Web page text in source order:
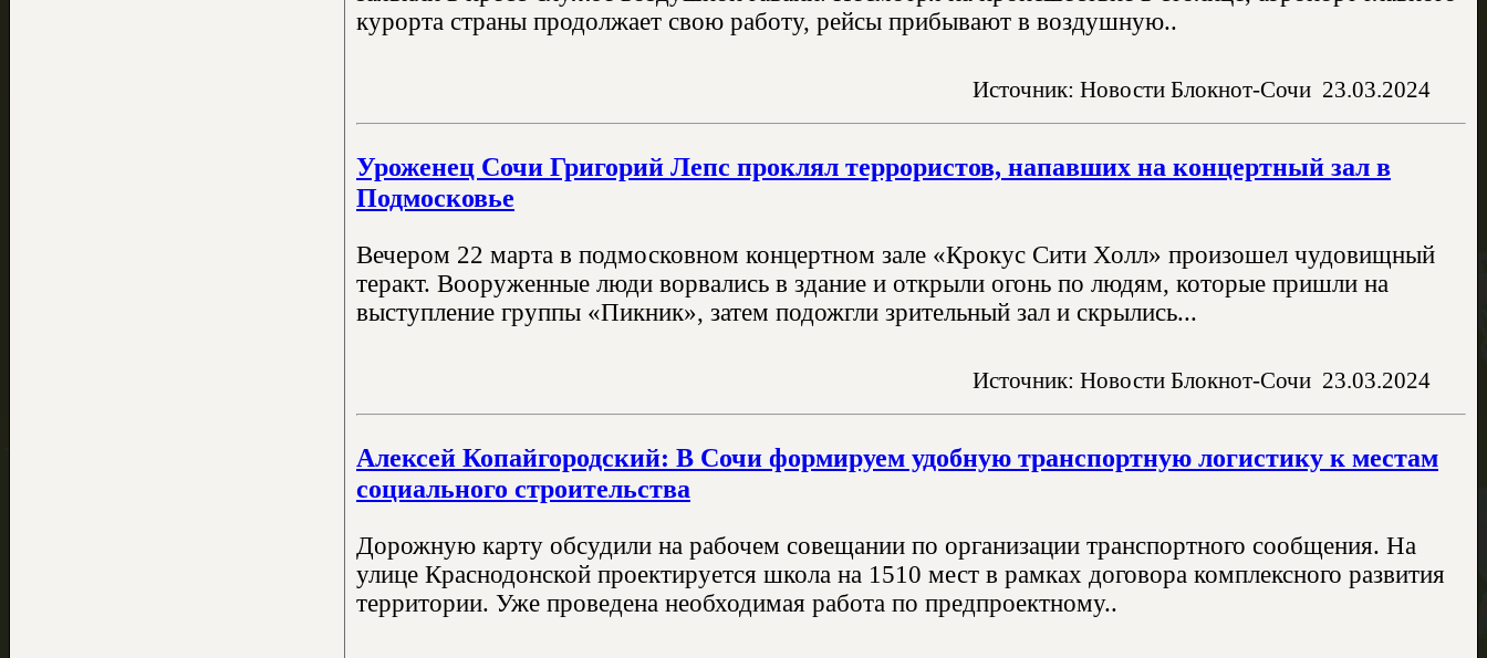
курорта страны продолжает свою работу, рейсы прибывают в воздушную..
Источник: Новости Блокнот-Сочи 23.03.2024
Уроженец Сочи Григорий Лепс проклял террористов, напавших на концертный зал в
Подмосковье
Вечером 22 марта в подмосковном концертном зале «Крокус Сити Холл» произошел чудовищный
теракт. Вооруженные люди ворвались в здание и открыли огонь по людям, которые пришли на
выступление группы «Пикник», затем подожгли зрительный зал и скрылись...
Источник: Новости Блокнот-Сочи 23.03.2024
Алексей Копайгородский: В Сочи формируем удобную транспортную логистику к местам
социального строительства
Дорожную карту обсудили на рабочем совещании по организации транспортного сообщения. На
улице Краснодонской проектируется школа на 1510 мест в рамках договора комплексного развития
территории. Уже проведена необходимая работа по предпроектному..